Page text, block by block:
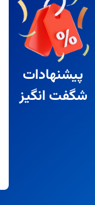
پیشنهادات
شگفت انگیز